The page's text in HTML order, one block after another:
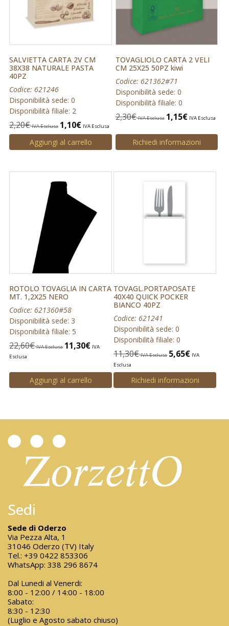
SALVIETTA CARTA 2V CM
38X38 NATURALE PASTA
40PZ
Codice: 621246
Disponibilità sede: 0
Disponibilità filiale: 2
2,20€ IVA Esclusa 1,10€ IVA Esclusa
Aggiungi al carrello
TOVAGLIOLO CARTA 2 VELI
CM 25X25 50PZ kiwi
Codice: 621362#71
Disponibilità sede: 0
Disponibilità filiale: 0
2,30€ IVA Esclusa 1,15€ IVA Esclusa
Richiedi informazioni
ROTOLO TOVAGLIA IN CARTA
MT. 1,2X25 NERO
Codice: 621360#58
Disponibilità sede: 3
Disponibilità filiale: 5
22,60€ IVA Esclusa 11,30€ IVA
Esclusa
Aggiungi al carrello
TOVAGL.PORTAPOSATE
40X40 QUICK POCKER
BIANCO 40PZ
Codice: 621241
Disponibilità sede: 0
Disponibilità filiale: 0
11,30€ IVA Esclusa 5,65€ IVA
Esclusa
Richiedi informazioni
Sedi
Sede di Oderzo
Via Pezza Alta, 1
31046 Oderzo (TV) Italy
Tel.: +39 0422 853306
WhatsApp: 338 296 8674
Dal Lunedi al Venerdi:
8:00 - 12:00 / 14:00 - 18:00
Sabato:
8:30 - 12:30
(Luglio e Agosto sabato chiuso)